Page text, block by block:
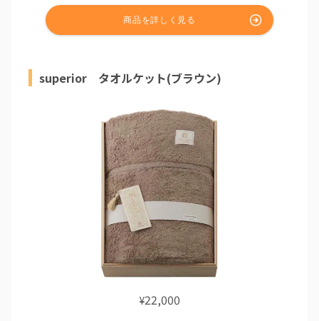
superior タオルケット(ブラウン)
¥22,000